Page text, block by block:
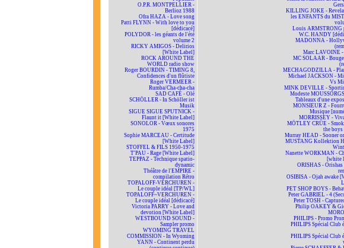
O.P.R. MONTPELLIER -
Berlioz 1988
Ofra HAZA - Love song
Patti FLYNN - With love to you
[dédicacé]
POLYDOR - les géants de l'été
volume 2
RICKY AMIGOS - Delirios
[White Label]
ROCK AROUND THE
WORLD radio show
Roger BOURDIN - TIMING 8,
Confidences d'un flûtiste
Roger VERMEER -
Rumba/Cha-cha-cha
SAD CAFÉ - Olé
SCHÖLLER - In Schöller ist
Musik
SIGUE SIGUE SPUTNICK -
Flaunt it [White Label]
SONOLOR - Vœux sonores
1975
Sophie MARCEAU - Certitude
[White Label]
STOFFEL & FILS 1950-1975
T'PAU - Rage [White Label]
TEPPAZ - Technique spatio-
dynamic
Théâtre de l'EMPIRE -
compilation Rétro
TOPALOFF-VERCHUREN -
Le couple idéal [TP/WL]
TOPALOFF~VERCHUREN -
Le couple idéal [dédicacé]
Victoria PARRY - Love and
devotion [White Label]
WESTBOUND SOUND -
Sampler promo
WYOMING TRAVEL
COMMISSION - In Wyoming
YANN - Continent perdu
KILLING JOKE -
les ENFANTS du
Louis ARMSTRONG
W.C. HANDY
MADONNA -
Marc LAVOINE -
MC SOLAAR -
MECHAGODZILLA -
Michael JACKSON -
Vs
MINK DEVILLE -
Modeste
Tableaux d'une
MONSIEUR Z -
Musique
MORRISSEY -
MÖTLEY CRÜE -
the boys
Murray HEAD - Sooner
MUSTANG Kollektion
Nanette WORKMAN -
[white
ORISHAS -
OSIBISA - Ojah awake
PET SHOP BOYS -
Peter GABRIEL - 4
Peter TOSH -
Philip OAKEY &
PHILIPS - Promo
PHILIPS Spécial Club
PHILIPS Spécial Club